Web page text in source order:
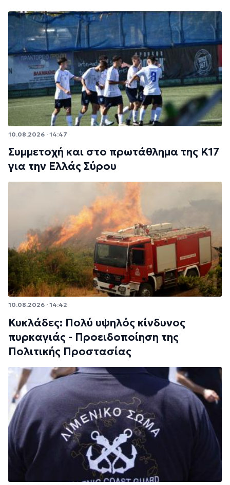
10.08.2026 · 14:47
Συμμετοχή και στο πρωτάθλημα της Κ17
για την Ελλάς Σύρου
10.08.2026 · 14:42
Κυκλάδες: Πολύ υψηλός κίνδυνος
πυρκαγιάς - Προειδοποίηση της
Πολιτικής Προστασίας